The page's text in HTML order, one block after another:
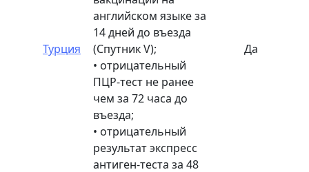
Турция
английском языке за
14 дней до въезда
(Спутник V);
• отрицательный
ПЦР-тест не ранее
чем за 72 часа до
въезда;
• отрицательный
результат экспресс
антиген-теста за 48
Да